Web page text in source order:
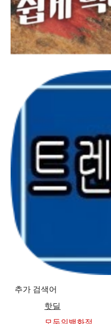
추가 검색어
핫딜